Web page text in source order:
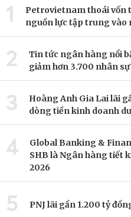
1
Petrovietnam thoái vốn
nguồn lực tập trung vào
2
Tin tức ngân hàng nổi
giảm hơn 3.700 nhân sự
3
Hoàng Anh Gia Lai lãi
dòng tiền kinh doanh
4
Global Banking &
SHB là Ngân hàng tiết
2026
5 PNJ lãi gần 1.200 tỷ